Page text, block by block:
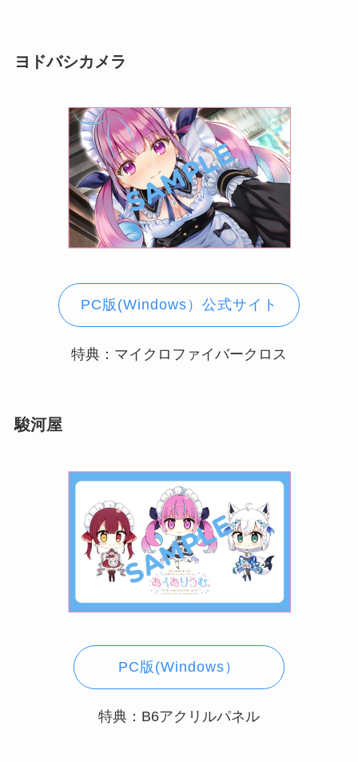
ヨドバシカメラ
PC版(Windows）公式サイト
特典：マイクロファイバークロス
駿河屋
PC版(Windows）
特典：B6アクリルパネル